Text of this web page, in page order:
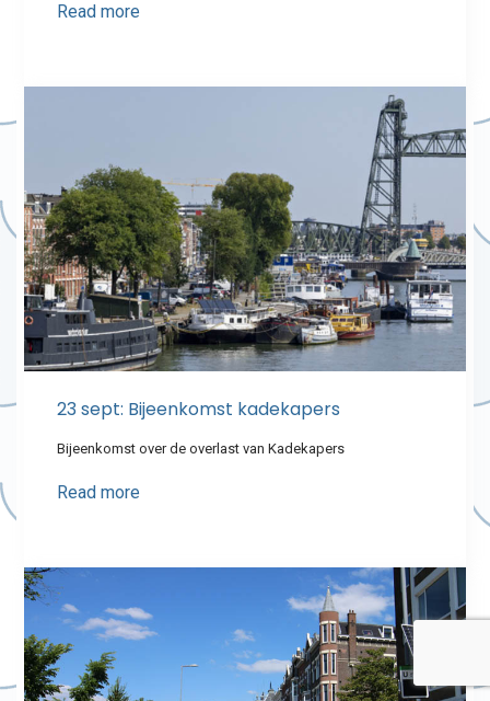
Read more
23 sept: Bijeenkomst kadekapers
Bijeenkomst over de overlast van Kadekapers
Read more